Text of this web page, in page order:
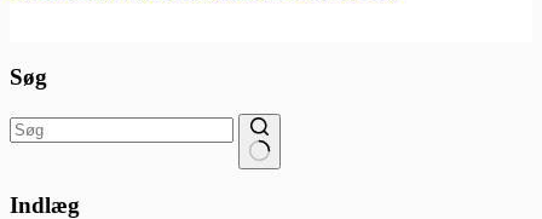
Søg
resultater
Indlæg